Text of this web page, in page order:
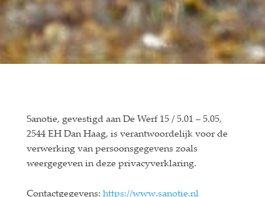
Sanotie, gevestigd aan De Werf 15 / 5.01 – 5.05,
2544 EH Dan Haag, is verantwoordelijk voor de
verwerking van persoonsgegevens zoals
weergegeven in deze privacyverklaring.
Contactgegevens: https://www.sanotie.nl